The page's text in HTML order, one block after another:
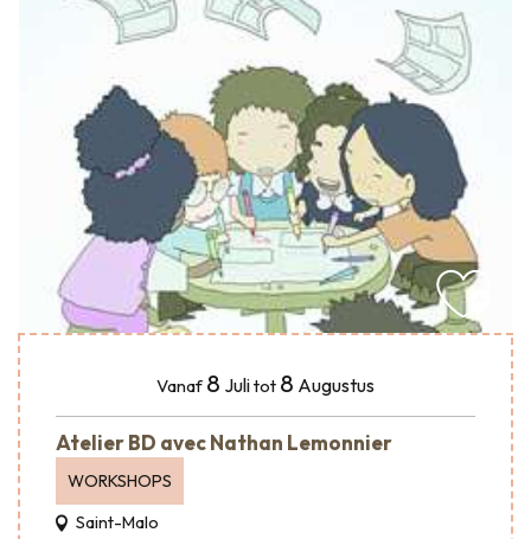
Vanaf 8 Julitot 8 Augustus
Atelier BD avec Nathan Lemonnier
WORKSHOPS
Saint-Malo